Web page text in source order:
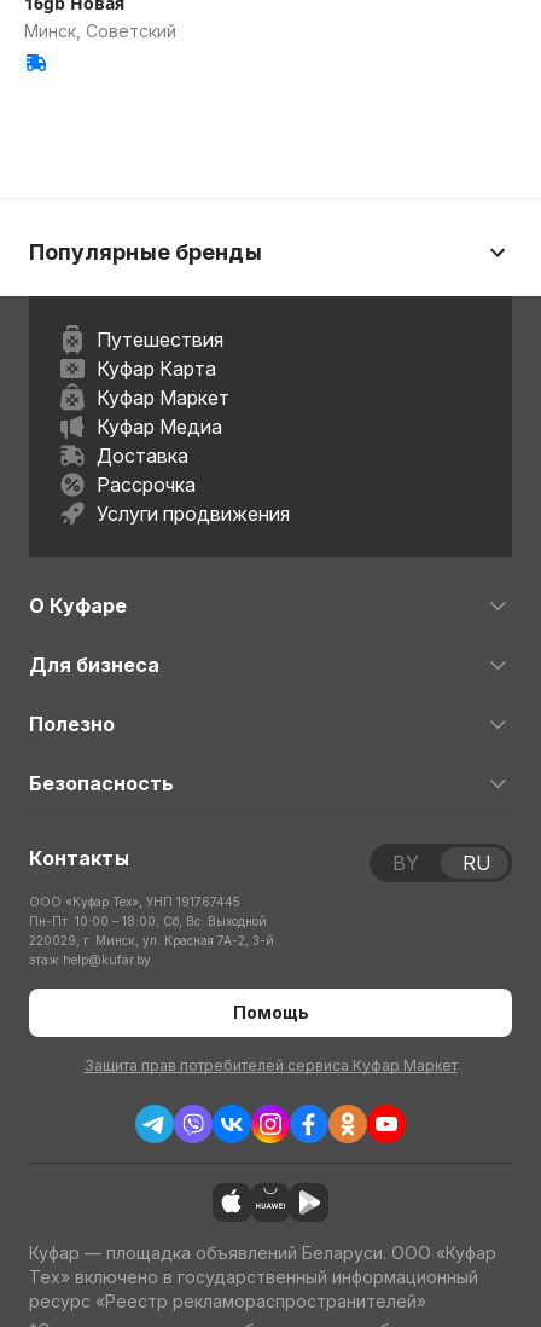
Минск, Советский
Популярные бренды
Путешествия
Куфар Карта
Куфар Маркет
Куфар Медиа
Доставка
Рассрочка
Услуги продвижения
О Куфаре
Для бизнеса
Полезно
Безопасность
Контакты
ООО «Куфар Тех», УНП 191767445
Пн-Пт: 10:00 – 18:00; Сб, Вс: Выходной
220029, г. Минск, ул. Красная 7А-2, 3-й
этаж help@kufar.by
Помощь
Защита прав потребителей сервиса Куфар Маркет
BY RU
Куфар — площадка объявлений Беларуси. ООО «Куфар
Тех» включено в государственный информационный
ресурс «Реестр рекламораспространителей»